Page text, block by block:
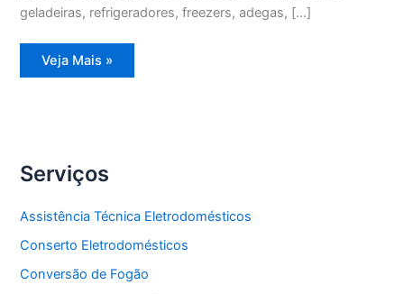
geladeiras, refrigeradores, freezers, adegas, […]
Assistência
Técnica
Veja Mais »
Serviços
Assistência Técnica Eletrodomésticos
Conserto Eletrodomésticos
Conversão de Fogão